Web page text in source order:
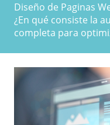
Diseño de Paginas
¿En qué consiste la
completa para